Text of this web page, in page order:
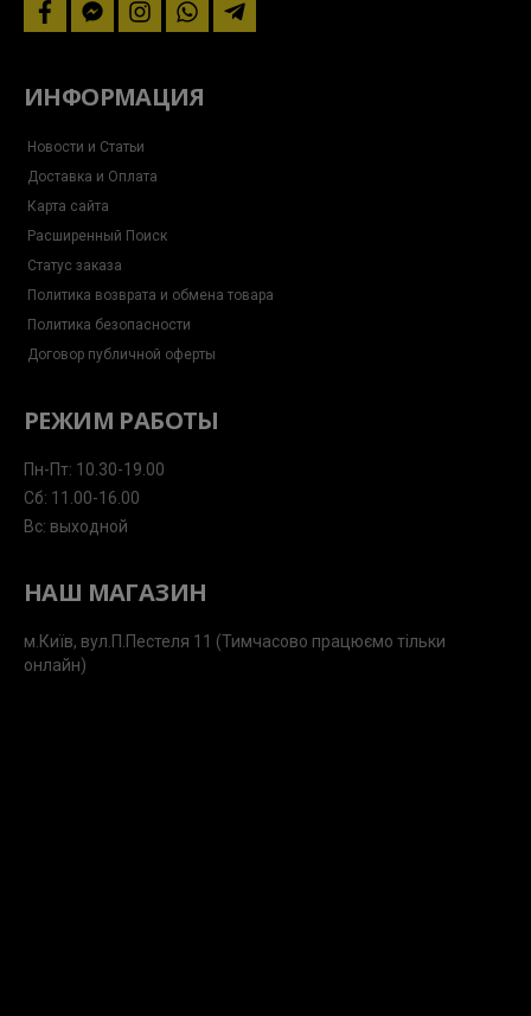
facebookfacebook-
messenger
instagram
whatsapptelegram-
plane
ИНФОРМАЦИЯ
Новости и Статьи
Доставка и Оплата
Карта сайта
Расширенный Поиск
Статус заказа
Политика возврата и обмена товара
Политика безопасности
Договор публичной оферты
РЕЖИМ РАБОТЫ
Пн-Пт: 10.30-19.00
Сб: 11.00-16.00
Вс: выходной
НАШ МАГАЗИН
м.Київ, вул.П.Пестеля 11 (Тимчасово працюємо тільки
онлайн)